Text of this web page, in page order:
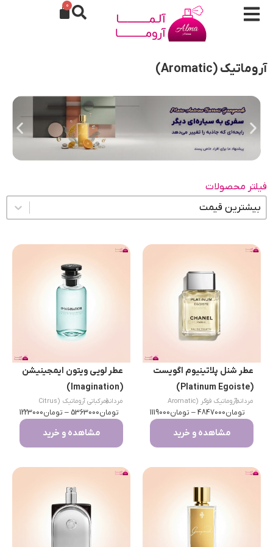
0
آروماتیک (Aromatic)
فیلتر محصولات
مرتب سازی محتوا
عطر شنل پلاتینیوم اگویست
(Platinum Egoiste)
مردانه
|
آروماتیک فوگر (Aromatic
Fougère)تومان4847000
– تومان1119000
مشاهده و خرید
عطر لویی ویتون ایمجینیشن
(Imagination)
مردانه
|
مرکباتی آروماتیک (Citrus
Aromatic)تومان5363000
– تومان1223000
مشاهده و خرید